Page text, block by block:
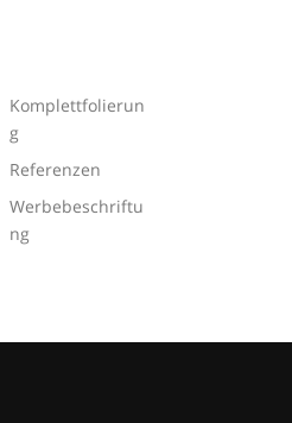
Komplettfolierun
g
Referenzen
Werbebeschriftu
ng